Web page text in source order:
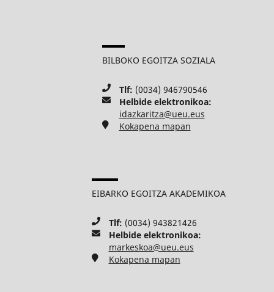
BILBOKO EGOITZA SOZIALA
Tlf: (0034) 946790546
Helbide elektronikoa:
idazkaritza@ueu.eus
Kokapena mapan
EIBARKO EGOITZA AKADEMIKOA
Tlf: (0034) 943821426
Helbide elektronikoa:
markeskoa@ueu.eus
Kokapena mapan